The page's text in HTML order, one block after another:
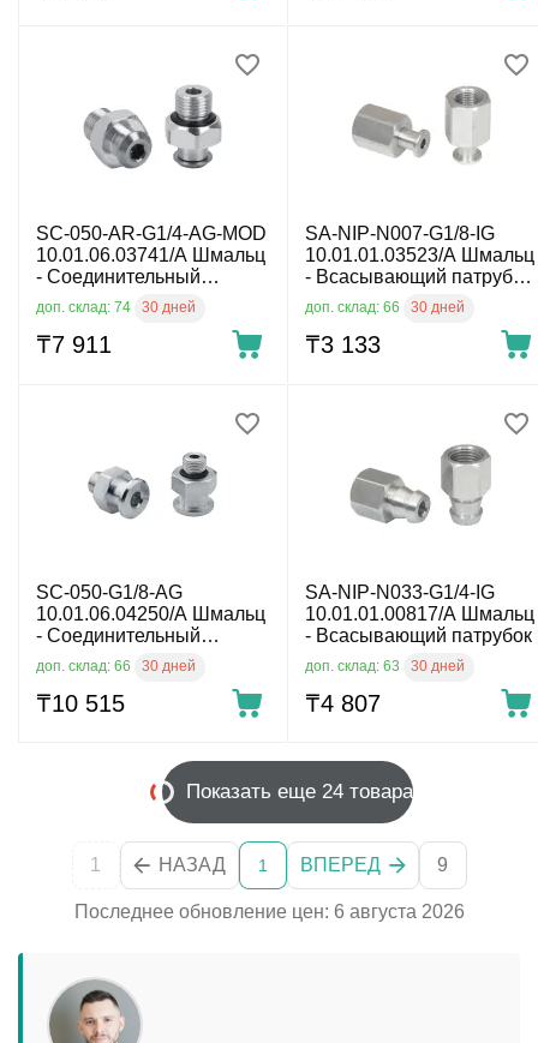
SC-050-AR-G1/4-AG-MOD
10.01.06.03741/A Шмальц
- Соединительный
элемент для вакуумной
присоски
доп. склад: 74 30 дней
₸7 911
SA-NIP-N007-G1/8-IG
10.01.01.03523/A Шмальц
- Всасывающий патрубок,
доп. склад: 66 30 дней
₸3 133
SC-050-G1/8-AG
10.01.06.04250/A Шмальц
- Соединительный
элемент для вакуумной
присоски G1/8
доп. склад: 66 30 дней
₸10 515
SA-NIP-N033-G1/4-IG
10.01.01.00817/A Шмальц
- Всасывающий патрубок
доп. склад: 63 30 дней
₸4 807
Показать еще 24 товара
1 НАЗАД 1 ВПЕРЕД 9
Последнее обновление цен: 6 августа 2026